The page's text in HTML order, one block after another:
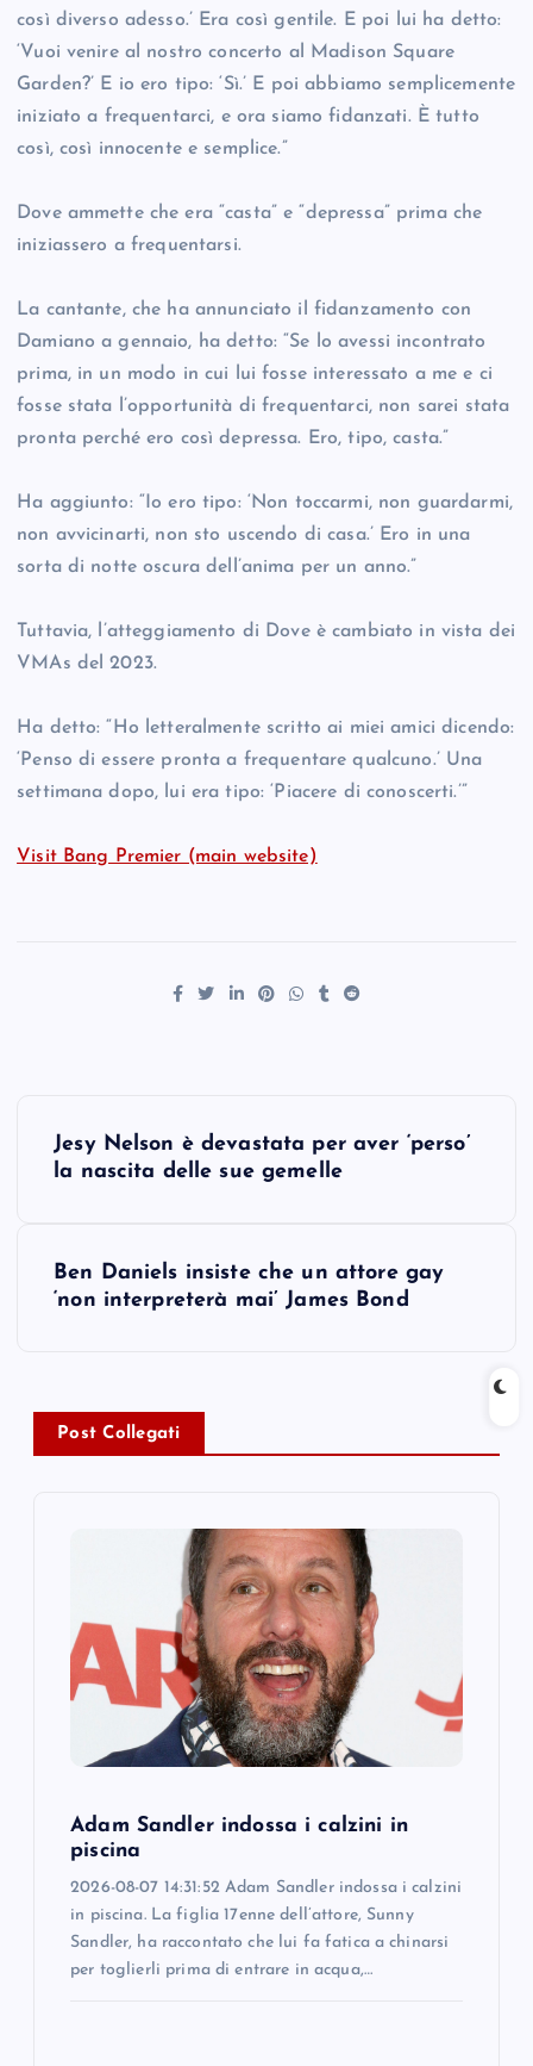
così diverso adesso.’ Era così gentile. E poi lui ha detto:
‘Vuoi venire al nostro concerto al Madison Square
Garden?’ E io ero tipo: ‘Sì.’ E poi abbiamo semplicemente
iniziato a frequentarci, e ora siamo fidanzati. È tutto
così, così innocente e semplice.”
Dove ammette che era “casta” e “depressa” prima che
iniziassero a frequentarsi.
La cantante, che ha annunciato il fidanzamento con
Damiano a gennaio, ha detto: “Se lo avessi incontrato
prima, in un modo in cui lui fosse interessato a me e ci
fosse stata l’opportunità di frequentarci, non sarei stata
pronta perché ero così depressa. Ero, tipo, casta.”
Ha aggiunto: “Io ero tipo: ‘Non toccarmi, non guardarmi,
non avvicinarti, non sto uscendo di casa.’ Ero in una
sorta di notte oscura dell’anima per un anno.”
Tuttavia, l’atteggiamento di Dove è cambiato in vista dei
VMAs del 2023.
Ha detto: “Ho letteralmente scritto ai miei amici dicendo:
‘Penso di essere pronta a frequentare qualcuno.’ Una
settimana dopo, lui era tipo: ‘Piacere di conoscerti.’”
Visit Bang Premier (main website)
a
v
Jesy Nelson è devastata per aver ‘perso’
la nascita delle sue gemelle
Ben Daniels insiste che un attore gay
‘non interpreterà mai’ James Bond
Post Collegati
Adam Sandler indossa i calzini in
piscina
2026-08-07 14:31:52 Adam Sandler indossa i calzini
in piscina. La figlia 17enne dell’attore, Sunny
Sandler, ha raccontato che lui fa fatica a chinarsi
per toglierli prima di entrare in acqua,…